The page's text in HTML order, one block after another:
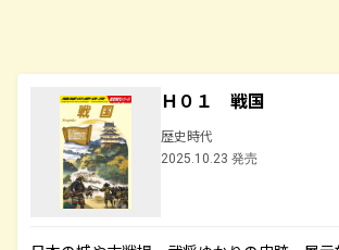
Ｈ０１ 戦国
歴史時代
2025.10.23 発売